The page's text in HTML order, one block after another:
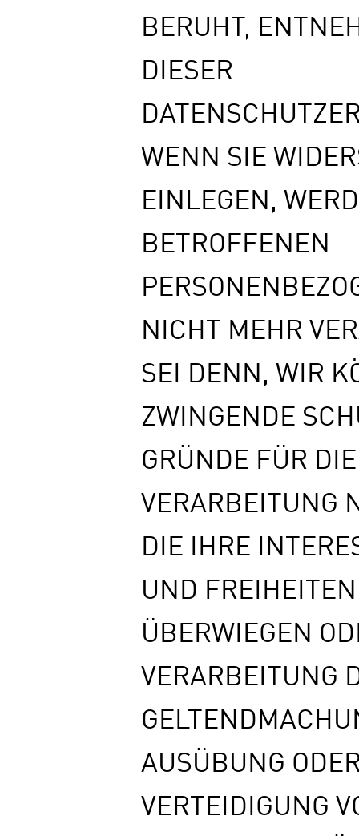
BERUHT,
DIESER
WENN SIE
EINLEGEN,
BETROFFENEN
NICHT MEHR
SEI DENN, WIR
ZWINGENDE
GRÜNDE FÜR DIE
VERARBEITUNG
DIE IHRE
UND FREIHEITEN
ÜBERWIEGEN
VERARBEITUNG
AUSÜBUNG
VERTEIDIGUNG